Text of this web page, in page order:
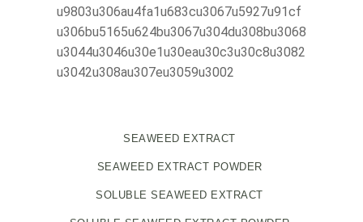
u9803u306au4fa1u683cu3067u5927u91cf
u306bu5165u624bu3067u304du308bu3068
u3044u3046u30e1u30eau30c3u30c8u3082
u3042u308au307eu3059u3002
SEAWEED EXTRACT
SEAWEED EXTRACT POWDER
SOLUBLE SEAWEED EXTRACT